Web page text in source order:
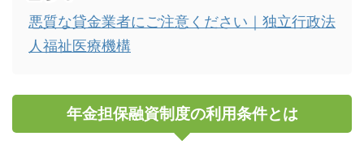
悪質な貸金業者にご注意ください｜独立行政法
人福祉医療機構
年金担保融資制度の利用条件とは